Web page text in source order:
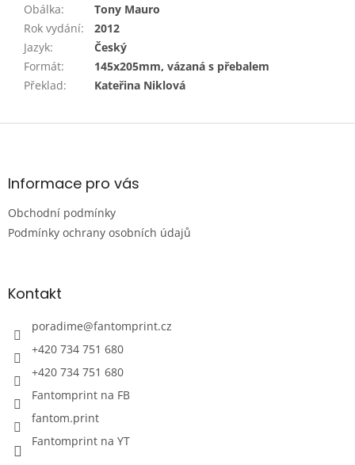
Obálka:
Tony Mauro
Rok vydání:
2012
Jazyk:
Český
Formát:
145x205mm, vázaná s přebalem
Překlad: Kateřina Niklová
Z
aInformace pro vás
Obchodní podmínky
Podmínky ochrany osobních údajů
Kontakt
poradime@fantomprint.cz
+420 734 751 680
+420 734 751 680
Fantomprint na FB
fantom.print
Fantomprint na YT